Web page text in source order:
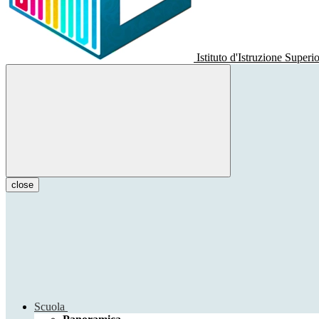
Istituto d'Istruzione
close
Scuola